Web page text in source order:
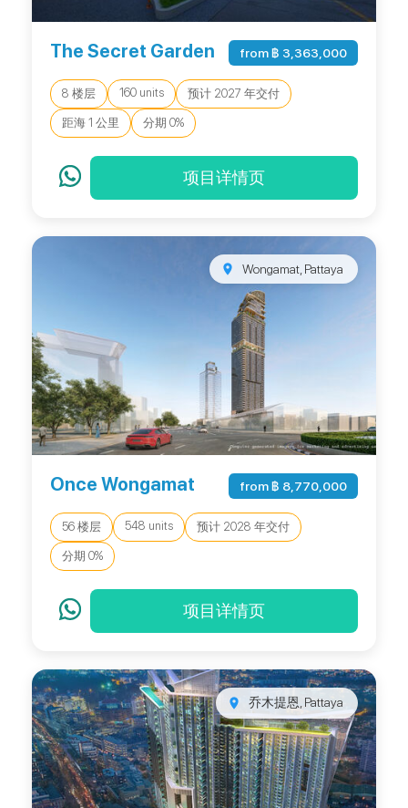
The Secret Garden from ฿ 3,363,000
8 楼层 160 units 预计 2027 年交付
距海 1 公里 分期 0%
项目详情页
Wongamat, Pattaya
Once Wongamat from ฿ 8,770,000
56 楼层 548 units 预计 2028 年交付
分期 0%
项目详情页
乔木提恩, Pattaya